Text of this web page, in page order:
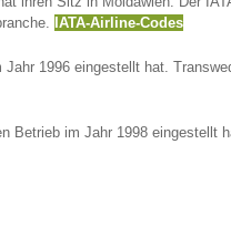
IATA-Airline-Codes
1996 eingestellt hat.
Betrieb im Jahr 1998 eingestellt